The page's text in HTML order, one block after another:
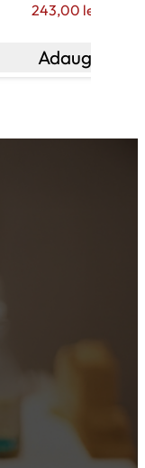
243,00 lei
Adaugă în